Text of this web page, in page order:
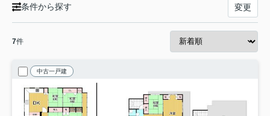
条件から探す 変更
7件
中古一戸建